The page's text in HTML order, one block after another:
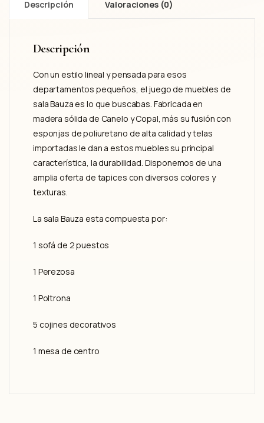
Descripción Valoraciones (0)
Descripción
Con un estilo lineal y pensada para esos
departamentos pequeños, el juego de muebles de
sala Bauza es lo que buscabas. Fabricada en
madera sólida de Canelo y Copal, más su fusión con
esponjas de poliuretano de alta calidad y telas
importadas le dan a estos muebles su principal
característica, la durabilidad. Disponemos de una
amplia oferta de tapices con diversos colores y
texturas.
La sala Bauza esta compuesta por:
1 sofá de 2 puestos
1 Perezosa
1 Poltrona
5 cojines decorativos
1 mesa de centro